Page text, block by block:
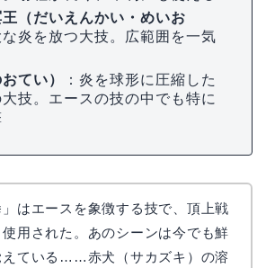
（だいえんかい・めいお
な炎を放つ大技。広範囲を一気
てい）
：炎を球形に圧縮した
技。エースの技の中でも特に
」はエースを象徴する技で、頂上戦
用された。あのシーンは今でも鮮
えている……赤犬（サカズキ）の溶